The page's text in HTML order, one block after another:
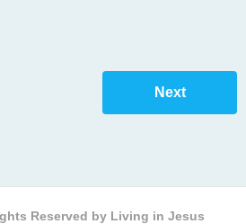
Next
Reserved by Living in Jesus